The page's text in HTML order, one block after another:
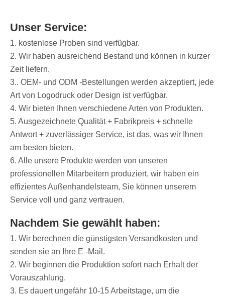
Unser Service:
1. kostenlose Proben sind verfügbar.
2. Wir haben ausreichend Bestand und können in kurzer
Zeit liefern.
3.. OEM- und ODM -Bestellungen werden akzeptiert, jede
Art von Logodruck oder Design ist verfügbar.
4. Wir bieten Ihnen verschiedene Arten von Produkten.
5. Ausgezeichnete Qualität + Fabrikpreis + schnelle
Antwort + zuverlässiger Service, ist das, was wir Ihnen
am besten bieten.
6. Alle unsere Produkte werden von unseren
professionellen Mitarbeitern produziert, wir haben ein
effizientes Außenhandelsteam, Sie können unserem
Service voll und ganz vertrauen.
Nachdem Sie gewählt haben:
1. Wir berechnen die günstigsten Versandkosten und
senden sie an Ihre E -Mail.
2. Wir beginnen die Produktion sofort nach Erhalt der
Vorauszahlung.
3. Es dauert ungefähr 10-15 Arbeitstage, um die